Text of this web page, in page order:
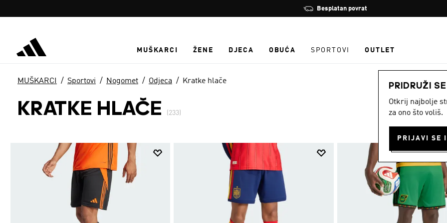
Zaustavi
rotaciju
Učlani se i ostvari 10 % popusta
MUŠKARCI ŽENE DJECA OBUĆA SPORTOVI OUTLET
PRIDRUŽI
Otkrij najbolje
za ono što voliš.
MUŠKARCI Sportovi Nogomet Odjeca Kratke hlače
KRATKE HLAČE (233)